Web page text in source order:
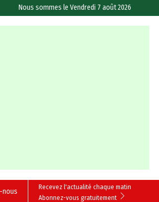
Nous sommes leVendredi 7 août 2026
Recevez l'actualité chaque matin
Abonnez-vous gratuitement
nous